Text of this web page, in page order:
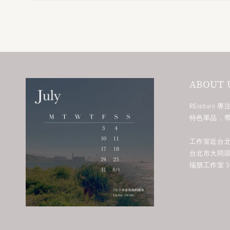
ABOUT
REreburn 專
特色單品，
工作室近台
台北市大同
瑞朋工作室